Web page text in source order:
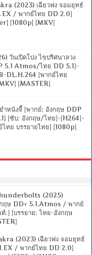
(2023) เฉียวฟง จอมยุทธ์
/ พากย์ไทย DD 2.0]
[1080p] [MKV]
วันเปิดโปง ไขปริศนาลวง
5.1 Atmos/ไทย DD 5.1]-
DL.H.264 [พากย์ไทย
[MASTER]
หนังจี้ [พากย์: อังกฤษ DDP
[ซับ: อังกฤษ/ไทย]-[H264]-
ทย บรรยายไทย] [1080p]
(2025)
กฤษ DD+ 5.1.Atmos / พากย์
.] [บรรยาย: ไทย-อังกฤษ
(2023) เฉียวฟง จอมยุทธ์
/ พากย์ไทย DD 2.0]